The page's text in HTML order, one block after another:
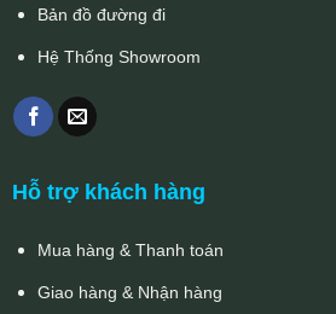
Bản đồ đường đi
Hệ Thống Showroom
Hỗ trợ khách hàng
Mua hàng & Thanh toán
Giao hàng & Nhận hàng